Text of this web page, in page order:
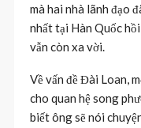
mà hai nhà lãnh đạo
nhất tại Hàn Quốc
vẫn còn xa vời.
Về vấn đề Đài Loan,
cho quan hệ song
biết ông sẽ nói